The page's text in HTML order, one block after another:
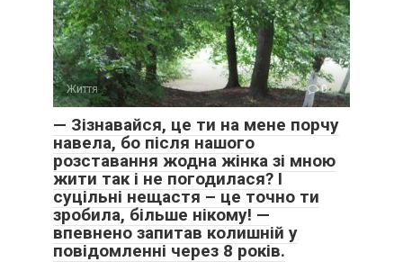
Життя 0
— Зізнавайся, це ти на мене порчу
навела, бо після нашого
розставання жодна жінка зі мною
жити так і не погодилася? І
суцільні нещастя – це точно ти
зробила, більше нікому! —
впевнено запитав колишній у
повідомленні через 8 років.